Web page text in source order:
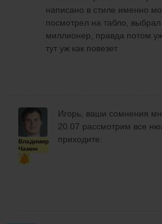
написано в стиле именно
посмотрел на табло, выбрал
миллионер, правда потом
тут уж как повезет
Владимир
Чамин
Игорь, ваши сомнения
20.07 рассмотрим все
приходите.